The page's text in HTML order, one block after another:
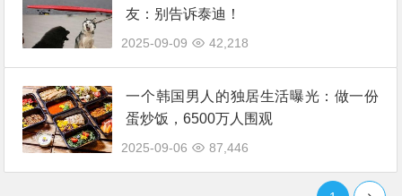
友：别告诉泰迪！
2025-09-09 42,218
一个韩国男人的独居生活曝光：做一份
蛋炒饭，6500万人围观
2025-09-06 87,446